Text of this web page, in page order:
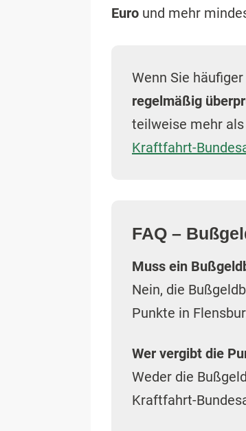
Euro und mehr
Wenn Sie
regelmäßig
teilweise mehr
Kraftfahrt-
FAQ –
Muss ein
Nein, die
Punkte in
Wer vergibt die
Weder die
Kraftfahrt-